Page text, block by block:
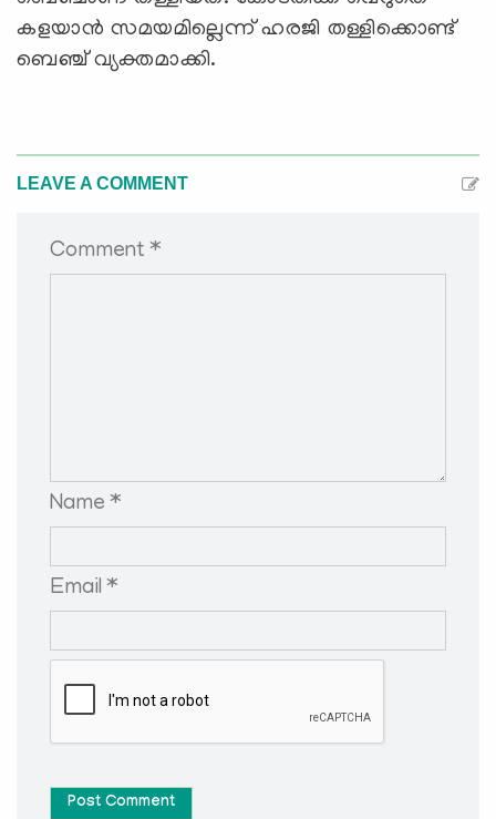
കളയാന്‍ സമയമില്ലെന്ന് ഹരജി തള്ളിക്കൊണ്ട്
ബെഞ്ച് വ്യക്തമാക്കി.
LEAVE A COMMENT
Comment *
Name *
Email *
Post Comment